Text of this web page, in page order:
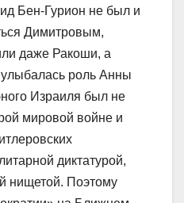
Бен-Гурион не был и
Димитровым,
даже Ракоши, а
роль Анны
Израиля был не
мировой войне и
диктатурой,
нищетой. Поэтому